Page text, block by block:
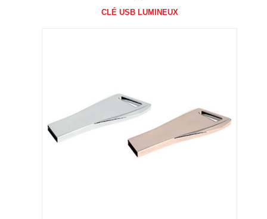
CLÉ USB LUMINEUX